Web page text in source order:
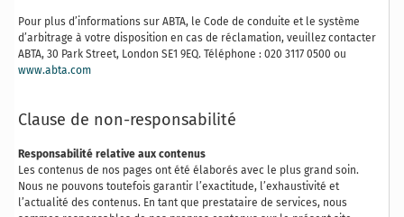
Pour plus d’informations sur ABTA, le Code de conduite et le système
d’arbitrage à votre disposition en cas de réclamation, veuillez contacter
ABTA, 30 Park Street, London SE1 9EQ. Téléphone : 020 3117 0500 ou
www.abta.com
Clause de non-responsabilité
Responsabilité relative aux contenus
Les contenus de nos pages ont été élaborés avec le plus grand soin.
Nous ne pouvons toutefois garantir l’exactitude, l’exhaustivité et
l’actualité des contenus. En tant que prestataire de services, nous